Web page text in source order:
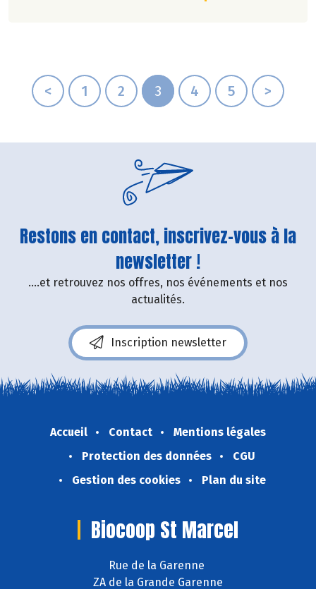
En avril, plein phare sur 4 produits qui ont dit
< 1 2 3 4 5 >
Restons en contact, inscrivez-vous à la
newsletter !
....et retrouvez nos offres, nos événements et nos
actualités.
Inscription newsletter
Accueil Contact
Mentions légales
Protection des données
CGU
Gestion des cookies
Plan du site
Biocoop St Marcel
Rue de la Garenne
ZA de la Grande Garenne